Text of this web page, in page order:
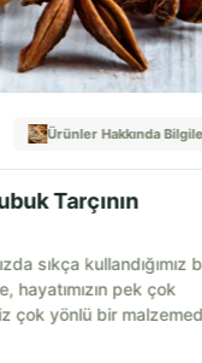
Ürünler Hakkında
Tarçının
sıkça kullandığımız
hayatımızın pek çok
çok yönlü bir